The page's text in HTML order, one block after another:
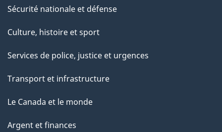
Sécurité nationale et défense
Culture, histoire et sport
Services de police, justice et urgences
Transport et infrastructure
Le Canada et le monde
Argent et finances